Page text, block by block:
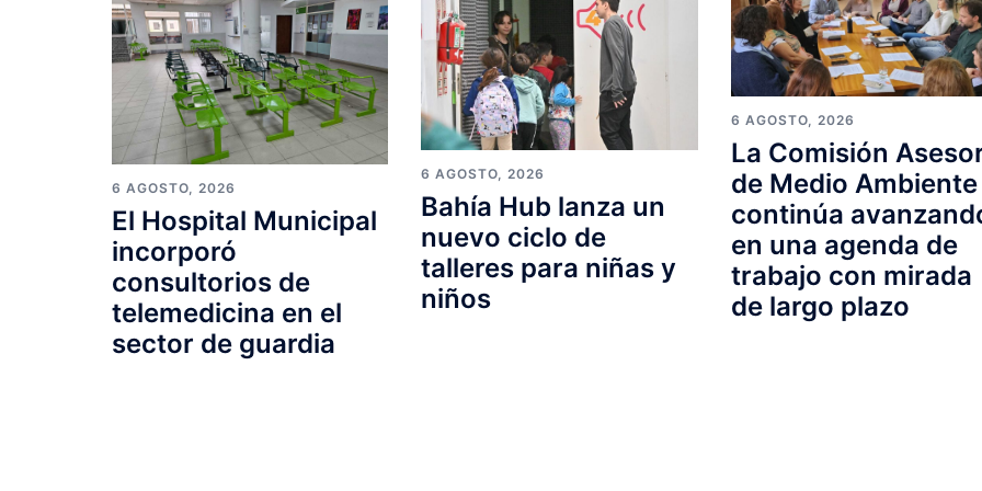
6 AGOSTO, 2026
El Hospital Municipal
incorporó
consultorios de
telemedicina en el
sector de guardia
6 AGOSTO, 2026
Bahía Hub lanza un
nuevo ciclo de
talleres para niñas y
niños
6 AGOSTO, 2026
La Comisión
de Medio Ambiente
continúa
en una agenda de
trabajo con mirada
de largo plazo